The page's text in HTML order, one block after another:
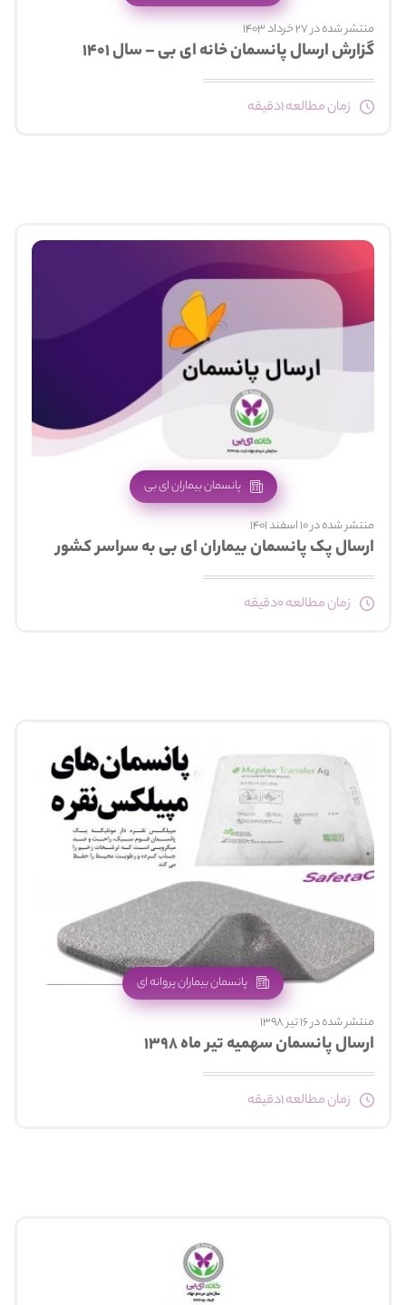
منتشر شده در 27 خرداد 1403
گزارش ارسال پانسمان خانه ای بی – سال ۱۴۰۱
زمان مطالعه 1دقیقه
پانسمان بیماران ای بی
منتشر شده در 10 اسفند 1401
ارسال پک پانسمان بیماران ای بی به سراسر کشور
زمان مطالعه 0دقیقه
پانسمان بیماران پروانه ای
منتشر شده در 16 تیر 1398
ارسال پانسمان سهمیه تیر ماه ۱۳۹۸
زمان مطالعه 1دقیقه